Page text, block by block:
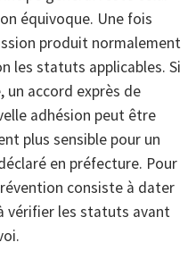
équivoque. Une fois
produit normalement
les statuts applicables. Si
un accord exprès de
adhésion peut être
plus sensible pour un
en préfecture. Pour
consiste à dater
vérifier les statuts avant